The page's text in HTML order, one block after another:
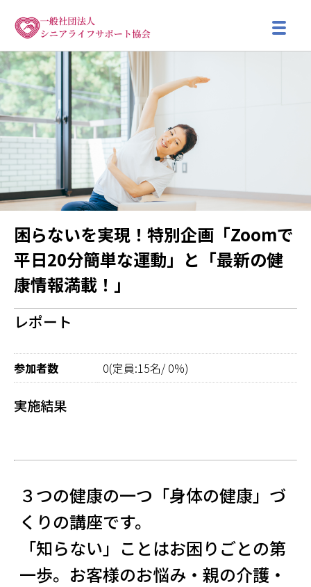
困らないを実現！特別企画「Zoomで
平日20分簡単な運動」と「最新の健
康情報満載！」
レポート
参加者数 0(定員:15名/ 0%)
実施結果
３つの健康の一つ「身体の健康」づ
くりの講座です。
「知らない」ことはお困りごとの第
一歩。お客様のお悩み・親の介護・